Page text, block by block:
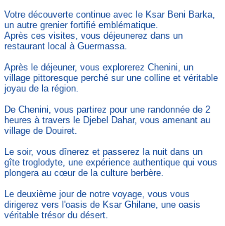
Votre découverte continue avec le Ksar Beni Barka,
un autre grenier fortifié emblématique.
Après ces visites, vous déjeunerez dans un
restaurant local à Guermassa.
Après le déjeuner, vous explorerez Chenini, un
village pittoresque perché sur une colline et véritable
joyau de la région.
De Chenini, vous partirez pour une randonnée de 2
heures à travers le Djebel Dahar, vous amenant au
village de Douiret.
Le soir, vous dînerez et passerez la nuit dans un
gîte troglodyte, une expérience authentique qui vous
plongera au cœur de la culture berbère.
Le deuxième jour de notre voyage, vous vous
dirigerez vers l'oasis de Ksar Ghilane, une oasis
véritable trésor du désert.